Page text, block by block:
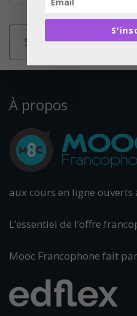
À propos
aux cours en ligne ouverts
L’essentiel de l’offre
Mooc Francophone fait